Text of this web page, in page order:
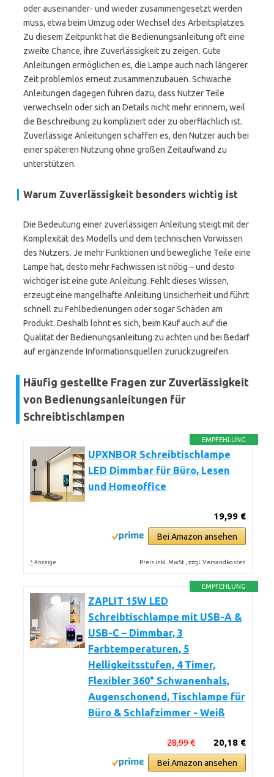
oder auseinander- und wieder zusammengesetzt werden
muss, etwa beim Umzug oder Wechsel des Arbeitsplatzes.
Zu diesem Zeitpunkt hat die Bedienungsanleitung oft eine
zweite Chance, ihre Zuverlässigkeit zu zeigen. Gute
Anleitungen ermöglichen es, die Lampe auch nach längerer
Zeit problemlos erneut zusammenzubauen. Schwache
Anleitungen dagegen führen dazu, dass Nutzer Teile
verwechseln oder sich an Details nicht mehr erinnern, weil
die Beschreibung zu kompliziert oder zu oberflächlich ist.
Zuverlässige Anleitungen schaffen es, den Nutzer auch bei
einer späteren Nutzung ohne großen Zeitaufwand zu
unterstützen.
Warum Zuverlässigkeit besonders wichtig ist
Die Bedeutung einer zuverlässigen Anleitung steigt mit der
Komplexität des Modells und dem technischen Vorwissen
des Nutzers. Je mehr Funktionen und bewegliche Teile eine
Lampe hat, desto mehr Fachwissen ist nötig – und desto
wichtiger ist eine gute Anleitung. Fehlt dieses Wissen,
erzeugt eine mangelhafte Anleitung Unsicherheit und führt
schnell zu Fehlbedienungen oder sogar Schäden am
Produkt. Deshalb lohnt es sich, beim Kauf auch auf die
Qualität der Bedienungsanleitung zu achten und bei Bedarf
auf ergänzende Informationsquellen zurückzugreifen.
Häufig gestellte Fragen zur Zuverlässigkeit
von Bedienungsanleitungen für
Schreibtischlampen
EMPFEHLUNG
UPXNBOR Schreibtischlampe
LED Dimmbar für Büro, Lesen
und Homeoffice
19,99 €
Bei Amazon ansehen
* Anzeige Preis inkl. MwSt., zzgl. Versandkosten
EMPFEHLUNG
ZAPLIT 15W LED
Schreibtischlampe mit USB-A &
USB-C – Dimmbar, 3
Farbtemperaturen, 5
Helligkeitsstufen, 4 Timer,
Flexibler 360° Schwanenhals,
Augenschonend, Tischlampe für
Büro & Schlafzimmer - Weiß
20,18 €
28,99 €
Bei Amazon ansehen